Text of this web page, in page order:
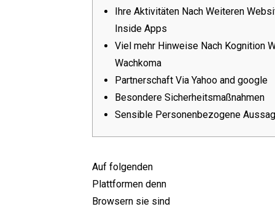
bachelorarbeit schreiben lassen legalIhre Aktivitäten Nach Weiteren
Inside Apps
Viel mehr Hinweise Nach Kognition
Wachkoma
Partnerschaft Via Yahoo and google
Besondere Sicherheitsmaßnahmen
Sensible Personenbezogene
Auf folgenden
Plattformen denn
Browsern sie sind